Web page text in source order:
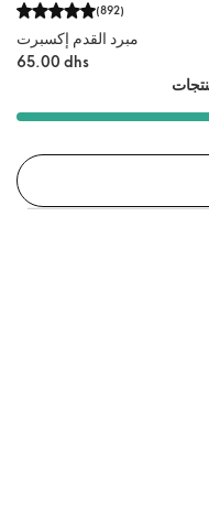
(892)
مبرد القدم إكسبرت
65.00 dhs